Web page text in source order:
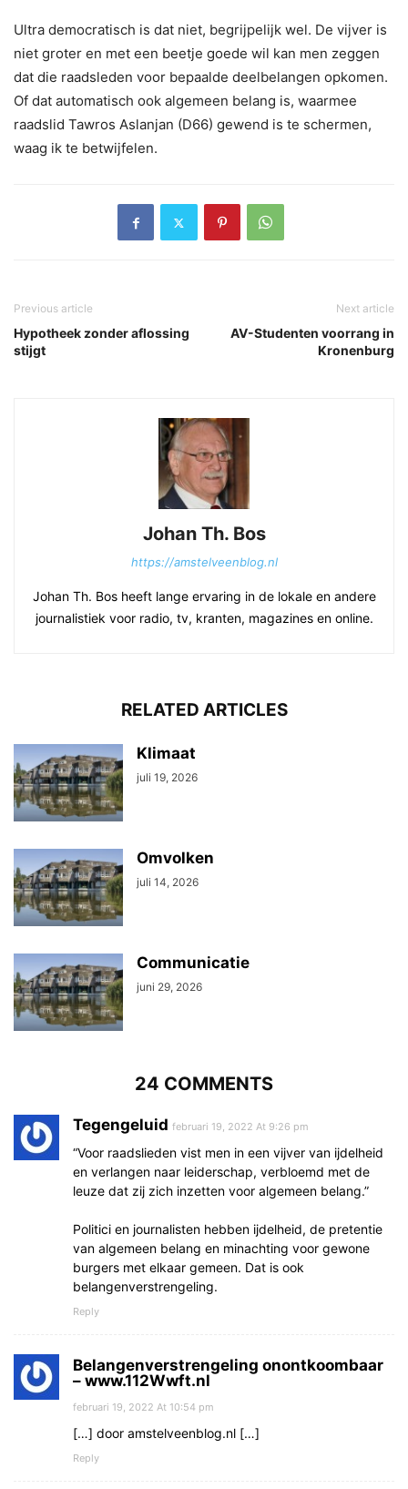
Ultra democratisch is dat niet, begrijpelijk wel. De vijver is
niet groter en met een beetje goede wil kan men zeggen
dat die raadsleden voor bepaalde deelbelangen opkomen.
Of dat automatisch ook algemeen belang is, waarmee
raadslid Tawros Aslanjan (D66) gewend is te schermen,
waag ik te betwijfelen.
Previous article
Hypotheek zonder aflossing
stijgt
Next article
AV-Studenten voorrang in
Kronenburg
Johan Th. Bos
https://amstelveenblog.nl
Johan Th. Bos heeft lange ervaring in de lokale en andere
journalistiek voor radio, tv, kranten, magazines en online.
RELATED ARTICLES
Klimaat
juli 19, 2026
Omvolken
juli 14, 2026
Communicatie
juni 29, 2026
24 COMMENTS
Tegengeluid februari 19, 2022 At 9:26 pm
“Voor raadslieden vist men in een vijver van ijdelheid
en verlangen naar leiderschap, verbloemd met de
leuze dat zij zich inzetten voor algemeen belang.”
Politici en journalisten hebben ijdelheid, de pretentie
van algemeen belang en minachting voor gewone
burgers met elkaar gemeen. Dat is ook
belangenverstrengeling.
Reply
Belangenverstrengeling onontkoombaar
– www.112Wwft.nl
februari 19, 2022 At 10:54 pm
[…] door amstelveenblog.nl […]
Reply